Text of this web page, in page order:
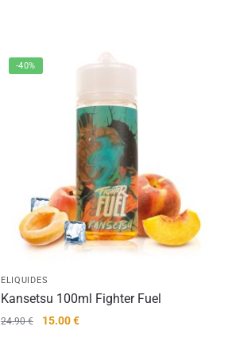
-40%
ELIQUIDES
Kansetsu 100ml Fighter Fuel
24.90€
Le
15.00€Le